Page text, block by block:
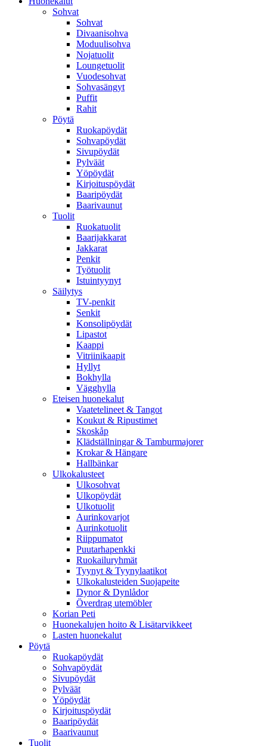
Sohvat
Sohvat
Divaanisohva
Moduulisohva
Nojatuolit
Loungetuolit
Vuodesohvat
Sohvasängyt
Puffit
Rahit
Pöytä
Ruokapöydät
Sohvapöydät
Sivupöydät
Pylväät
Yöpöydät
Kirjoituspöydät
Baaripöydät
Baarivaunut
Tuolit
Ruokatuolit
Baarijakkarat
Jakkarat
Penkit
Työtuolit
Istuintyynyt
Säilytys
TV-penkit
Senkit
Konsolipöydät
Lipastot
Kaappi
Vitriinikaapit
Hyllyt
Bokhylla
Vägghylla
Eteisen huonekalut
Vaatetelineet & Tangot
Koukut & Ripustimet
Skoskåp
Klädställningar & Tamburmajorer
Krokar & Hängare
Hallbänkar
Ulkokalusteet
Ulkosohvat
Ulkopöydät
Ulkotuolit
Aurinkovarjot
Aurinkotuolit
Riippumatot
Puutarhapenkki
Ruokailuryhmät
Tyynyt & Tyynylaatikot
Ulkokalusteiden Suojapeite
Dynor & Dynlådor
Överdrag utemöbler
Korian Peti
Huonekalujen hoito & Lisätarvikkeet
Lasten huonekalut
Pöytä
Ruokapöydät
Sohvapöydät
Sivupöydät
Pylväät
Yöpöydät
Kirjoituspöydät
Baaripöydät
Baarivaunut
Tuolit